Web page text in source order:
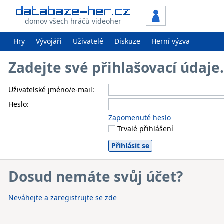
domov všech hráčů videoher
Hry Vývojáři Uživatelé Diskuze Herní výzva
Zadejte své přihlašovací
Uživatelské jméno/e-mail:
Heslo:
Zapomenuté heslo
Trvalé přihlášení
Dosud nemáte svůj účet?
Neváhejte a zaregistrujte se zde